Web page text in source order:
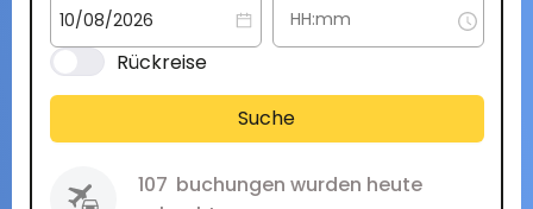
Rückreise
Suche
107 buchungen wurden heute